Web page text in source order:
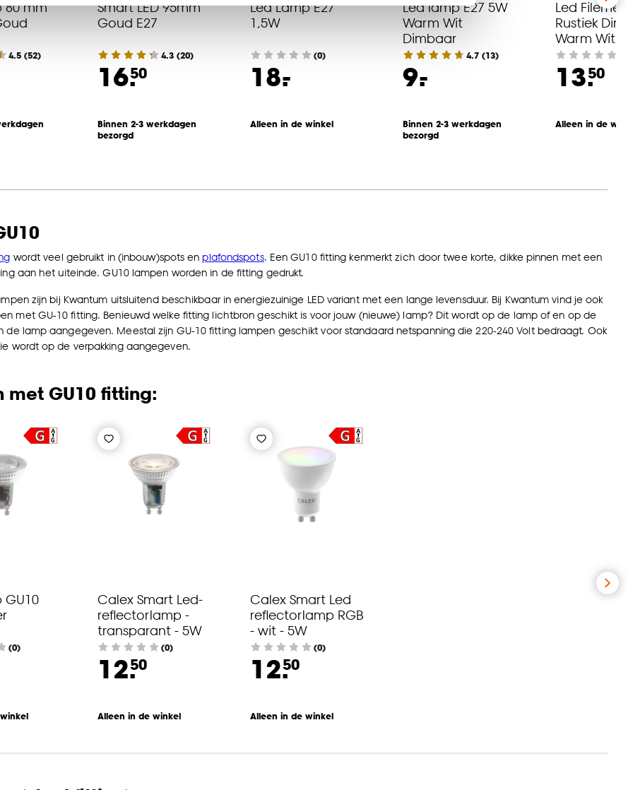
om gebruik te maken van alle cookies, of klik op ‘weigeren’ om alleen de
Je kunt er ook voor kiezen om bepaalde cookies wel of niet te
aanpassen’ te klikken.
deze keuze altijd nog kan aanpassen, bekijk hiervoor onze cookieverklaring
80 mm
4.5 (52)
Smart LED 95mm
Goud E27
4.3 (20)
16.50
Binnen 2-3 werkdagen
bezorgd
Led Lamp E27
1,5W
(0)
18.
-
Alleen in de winkel
Led lamp E27 5W
Warm Wit
Dimbaar
4.7 (13)
9.
-
Binnen 2-3 werkdagen
bezorgd
Led Filement
Rustiek
Warm Wit
13.50
Alleen in de
wordt veel gebruikt in (inbouw)spots enplafondspots. Een GU10 fitting kenmerkt zich door twee korte, dikke pinnen met een
aan het uiteinde. GU10 lampen worden in de fitting gedrukt.
zijn bij Kwantum uitsluitend beschikbaar in energiezuinige LED variant met een lange levensduur. Bij Kwantum vind je ook
met GU-10 fitting. Benieuwd welke fitting lichtbron geschikt is voor jouw (nieuwe) lamp? Dit wordt op de lamp of en op de
de lamp aangegeven. Meestal zijn GU-10 fitting lampen geschikt voor standaard netspanning die 220-240 Volt bedraagt. Ook
wordt op de verpakking aangegeven.
met GU10 fitting:
GU10
(0)
Calex Smart Led-
reflectorlamp -
transparant - 5W
(0)
12.50
Alleen in de winkel
Calex Smart Led
reflectorlamp RGB
- wit - 5W
(0)
12.50
Alleen in de winkel